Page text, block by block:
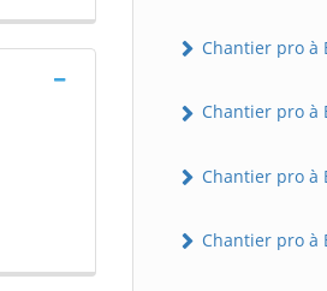
Chantier pro à
Chantier pro à
Chantier pro à
Chantier pro à